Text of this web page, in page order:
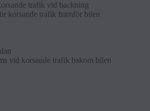
trafik vid backn­ing
korsande trafik fram­för bi­len
vid korsande trafik bakom bi­len